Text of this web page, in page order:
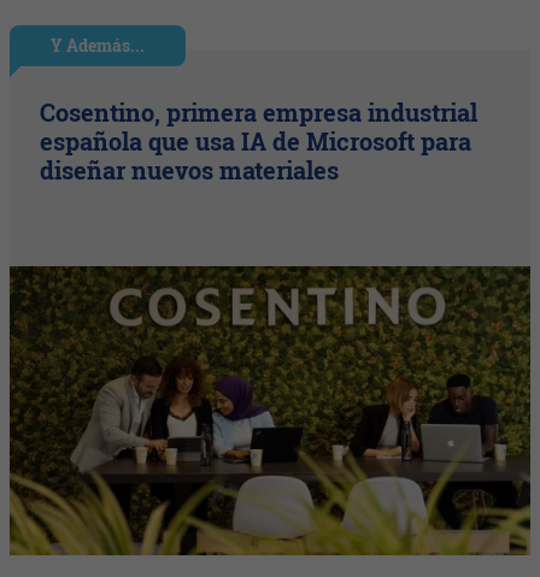
Y Además...
Cosentino, primera empresa industrial
española que usa IA de Microsoft para
diseñar nuevos materiales